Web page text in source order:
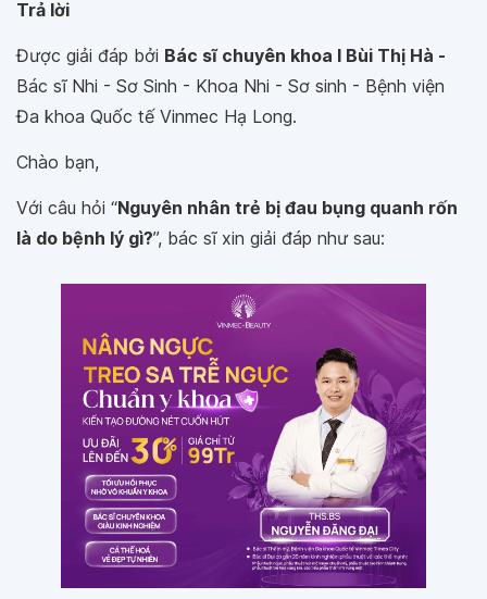
Trả lời
Được giải đáp bởi Bác sĩ chuyên khoa I Bùi Thị Hà -
Bác sĩ Nhi - Sơ Sinh - Khoa Nhi - Sơ sinh - Bệnh viện
Đa khoa Quốc tế Vinmec Hạ Long.
Chào bạn,
Với câu hỏi “Nguyên nhân trẻ bị đau bụng quanh rốn
là do bệnh lý gì?”, bác sĩ xin giải đáp như sau: